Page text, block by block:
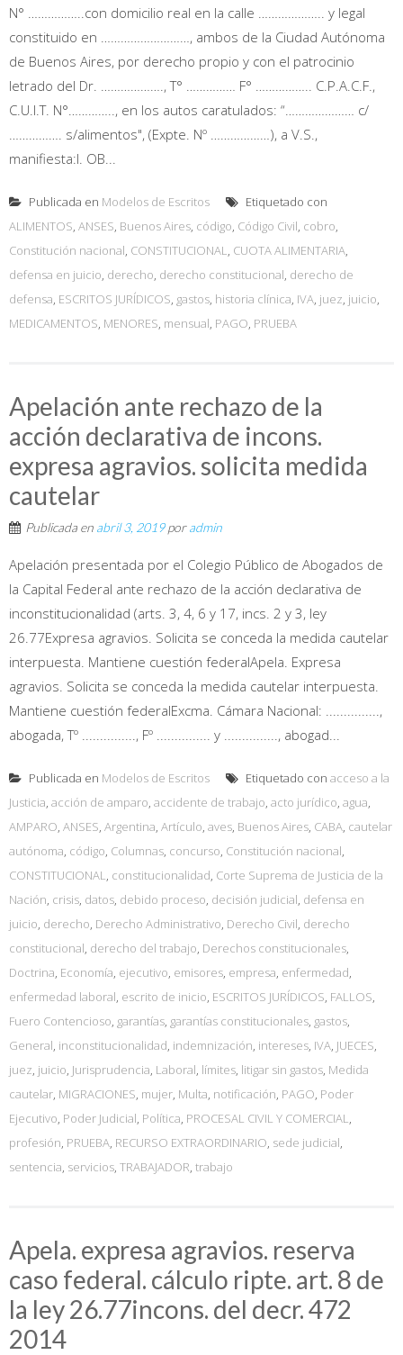
N° ……………..con domicilio real en la calle ……………….. y legal
constituido en ………………………, ambos de la Ciudad Autónoma
de Buenos Aires, por derecho propio y con el patrocinio
letrado del Dr. ………………., T° …………… F° …………….. C.P.A.C.F.,
C.U.I.T. N°………….., en los autos caratulados: “………………… c/
……………. s/alimentos", (Expte. Nº ………………), a V.S.,
manifiesta:I. OB...
Publicada en Modelos de Escritos
Etiquetado con
ALIMENTOS, ANSES, Buenos Aires, código, Código Civil, cobro,
Constitución nacional, CONSTITUCIONAL, CUOTA ALIMENTARIA,
defensa en juicio, derecho, derecho constitucional, derecho de
defensa, ESCRITOS JURÍDICOS, gastos, historia clínica, IVA, juez, juicio,
MEDICAMENTOS, MENORES, mensual, PAGO, PRUEBA
Apelación ante rechazo de la
acción declarativa de incons.
expresa agravios. solicita medida
cautelar
Publicada en abril 3, 2019poradmin
Apelación presentada por el Colegio Público de Abogados de
la Capital Federal ante rechazo de la acción declarativa de
inconstitucionalidad (arts. 3, 4, 6 y 17, incs. 2 y 3, ley
26.77Expresa agravios. Solicita se conceda la medida cautelar
interpuesta. Mantiene cuestión federalApela. Expresa
agravios. Solicita se conceda la medida cautelar interpuesta.
Mantiene cuestión federalExcma. Cámara Nacional: ...............,
abogada, Tº ..............., Fº ............... y ..............., abogad...
Publicada en Modelos de Escritos Etiquetado con acceso a la
Justicia, acción de amparo, accidente de trabajo, acto jurídico, agua,
AMPARO, ANSES, Argentina, Artículo, aves, Buenos Aires, CABA, cautelar
autónoma, código, Columnas, concurso, Constitución nacional,
CONSTITUCIONAL, constitucionalidad, Corte Suprema de Justicia de la
Nación, crisis, datos, debido proceso, decisión judicial, defensa en
juicio, derecho, Derecho Administrativo, Derecho Civil, derecho
constitucional, derecho del trabajo, Derechos constitucionales,
Doctrina, Economía, ejecutivo, emisores, empresa, enfermedad,
enfermedad laboral, escrito de inicio, ESCRITOS JURÍDICOS, FALLOS,
Fuero Contencioso, garantías, garantías constitucionales, gastos,
General, inconstitucionalidad, indemnización, intereses, IVA, JUECES,
juez, juicio, Jurisprudencia, Laboral, límites, litigar sin gastos, Medida
cautelar, MIGRACIONES, mujer, Multa, notificación, PAGO, Poder
Ejecutivo, Poder Judicial, Política, PROCESAL CIVIL Y COMERCIAL,
profesión, PRUEBA, RECURSO EXTRAORDINARIO, sede judicial,
sentencia, servicios, TRABAJADOR, trabajo
Apela. expresa agravios. reserva
caso federal. cálculo ripte. art. 8 de
la ley 26.77incons. del decr. 472
2014